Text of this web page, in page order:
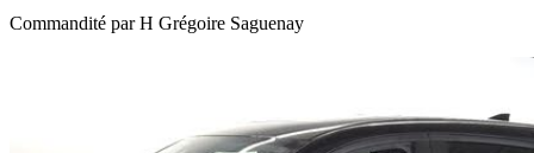
Commandité parH Grégoire Saguenay